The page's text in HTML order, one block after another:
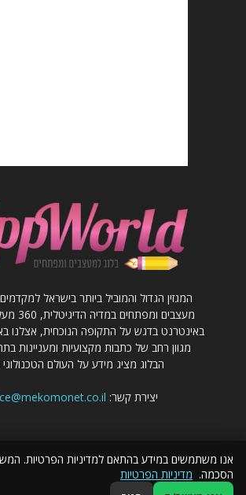
המגזין הגדול והמוביל ביותר בישראל
מעצבים
באינטרנט בדגש על התקופה הנוכחית, אצלנו
מגוון רחב של כתבות מקצועיות ומעניינות
הבלוג מציג מידע על העולם
יצירת קשר:
פרסום כתבות באתר מחפשים כותבים
אנו משתמשים במידע בהתאם למדיניות הפרטיות.
הסכמה. מדיניות הפרטיות